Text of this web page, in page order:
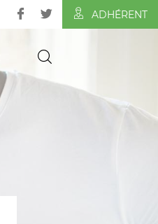
ADHÉRENT